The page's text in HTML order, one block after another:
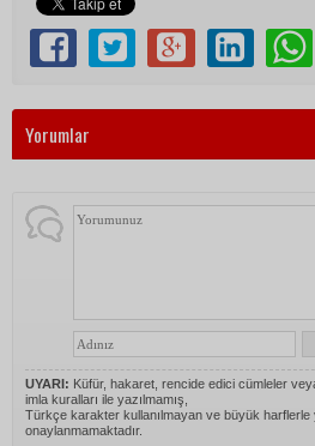
Yorumlar
UYARI: Küfür, hakaret, rencide edici cümleler
imla kuralları ile yazılmamış,
Türkçe karakter kullanılmayan ve büyük harflerle
onaylanmamaktadır.